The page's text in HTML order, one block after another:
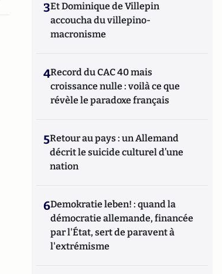
3Et Dominique de Villepin
accoucha du villepino-
macronisme
4Record du CAC 40 mais
croissance nulle : voilà ce que
révèle le paradoxe français
5Retour au pays : un Allemand
décrit le suicide culturel d’une
nation
6Demokratie leben! : quand la
démocratie allemande, financée
par l'État, sert de paravent à
l'extrémisme